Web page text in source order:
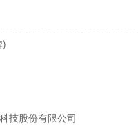
)
技股份有限公司